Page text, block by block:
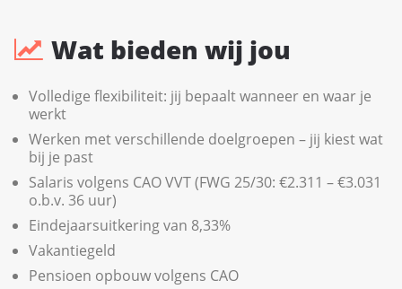
Wat bieden wij jou
Volledige flexibiliteit: jij bepaalt wanneer en waar je
werkt
Werken met verschillende doelgroepen – jij kiest wat
bij je past
Salaris volgens CAO VVT (FWG 25/30: €2.311 – €3.031
o.b.v. 36 uur)
Eindejaarsuitkering van 8,33%
Vakantiegeld
Pensioen opbouw volgens CAO